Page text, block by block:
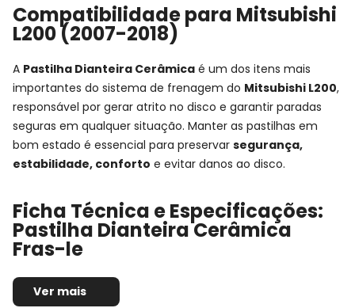
Compatibilidade para Mitsubishi
L200 (2007-2018)
A Pastilha Dianteira Cerâmica é um dos itens mais
importantes do sistema de frenagem do Mitsubishi L200,
responsável por gerar atrito no disco e garantir paradas
seguras em qualquer situação. Manter as pastilhas em
bom estado é essencial para preservar segurança,
estabilidade, conforto e evitar danos ao disco.
Ficha Técnica e Especificações:
Pastilha Dianteira Cerâmica
Fras-le
Montadora:
Modelo:L200
Ver mais